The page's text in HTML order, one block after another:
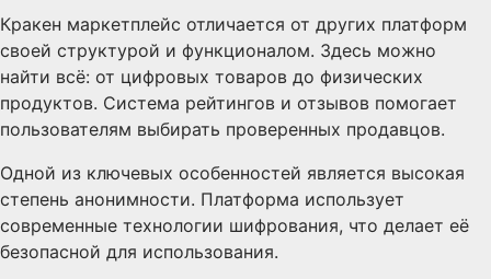
Кракен маркетплейс отличается от других платформ
своей структурой и функционалом. Здесь можно
найти всё: от цифровых товаров до физических
продуктов. Система рейтингов и отзывов помогает
пользователям выбирать проверенных продавцов.
Одной из ключевых особенностей является высокая
степень анонимности. Платформа использует
современные технологии шифрования, что делает её
безопасной для использования.